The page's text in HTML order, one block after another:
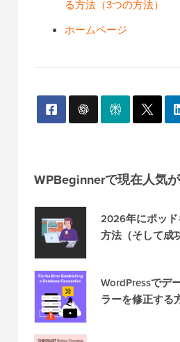
る方法（3つの方法）
ホームページ
WPBeginnerで現在人気
2026年にポッ
方法（そして成
WordPressでデ
ラーを修正する